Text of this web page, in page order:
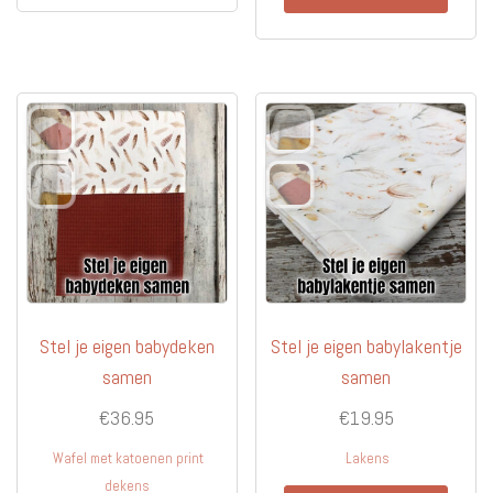
optie
kan
gekozen
worden
op
de
productpagina
Deze
optie
kan
op
de
Stel je eigen babydeken
samen
€36.95
Wafel met katoenen print
dekens
Stel je eigen babylakentje
samen
€19.95
Lakens